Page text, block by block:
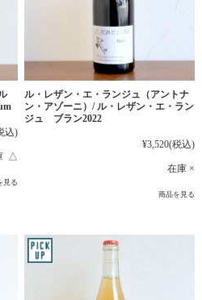
込)
△
見る
ル・レザン・エ・ランジュ（アントナ
ン・アゾーニ）/ ル・レザン・エ・ラン
ジュ ブラン2022
¥3,520(税込)
在庫 ×
商品を見る